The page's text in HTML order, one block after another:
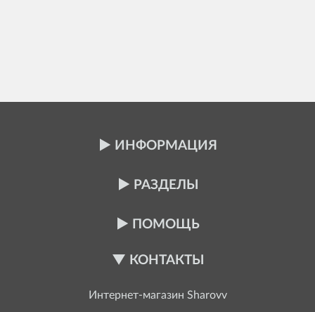
ИНФОРМАЦИЯ
РАЗДЕЛЫ
ПОМОЩЬ
КОНТАКТЫ
Интернет-магазин Sharovv